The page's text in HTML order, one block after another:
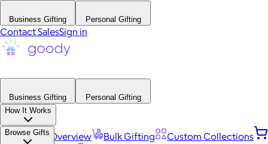
Business Gifting Personal Gifting
Contact SalesSign in
Business Gifting
Personal Gifting
How It Works
Platform Overview Bulk Gifting
Custom Collections
Browse Gifts